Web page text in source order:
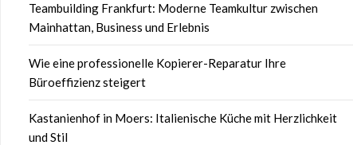
Teambuilding Frankfurt: Moderne Teamkultur zwischen
Mainhattan, Business und Erlebnis
Wie eine professionelle Kopierer-Reparatur Ihre
Büroeffizienz steigert
Kastanienhof in Moers: Italienische Küche mit Herzlichkeit
und Stil